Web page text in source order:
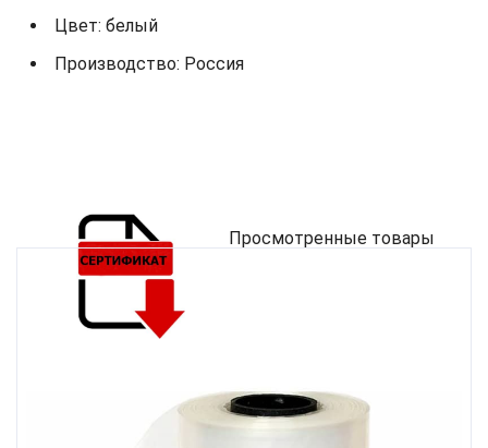
Цвет: белый
Производство: Россия
Просмотренные товары